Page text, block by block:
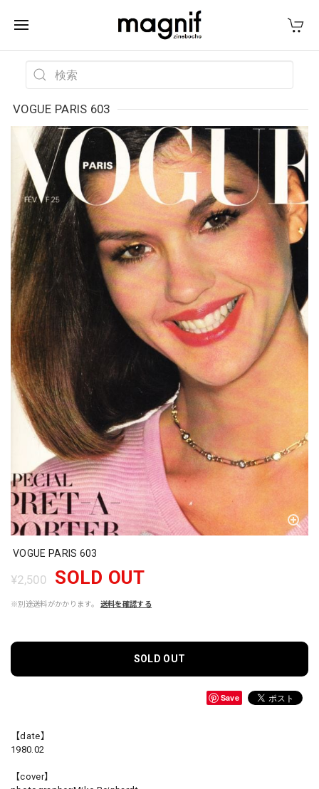
VOGUE PARIS 603
VOGUE PARIS 603
¥2,500 SOLD OUT
※別途送料がかかります。 送料を確認する
SOLD OUT
Save
【date】
1980.02
【cover】